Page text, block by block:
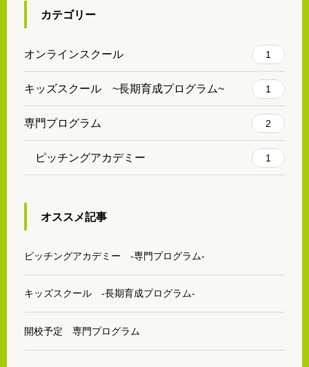
カテゴリー
オンラインスクール 1
キッズスクール ~長期育成プログラム~ 1
専門プログラム 2
ピッチングアカデミー 1
オススメ記事
ピッチングアカデミー -専門プログラム-
キッズスクール -長期育成プログラム-
開校予定 専門プログラム